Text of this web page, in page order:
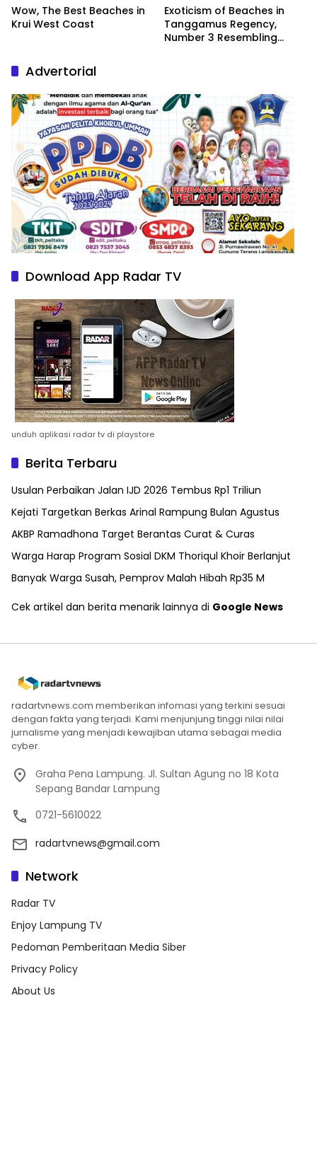
Wow, The Best Beaches in
Krui West Coast
Exoticism of Beaches in
Tanggamus Regency,
Number 3 Resembling
Advertorial
Download App Radar TV
unduh aplikasi radar tv di playstore
Berita Terbaru
Usulan Perbaikan Jalan IJD 2026 Tembus Rp1 Triliun
Kejati Targetkan Berkas Arinal Rampung Bulan Agustus
AKBP Ramadhona Target Berantas Curat & Curas
Warga Harap Program Sosial DKM Thoriqul Khoir Berlanjut
Banyak Warga Susah, Pemprov Malah Hibah Rp35 M
Cek artikel dan berita menarik lainnya di Google News
radartvnews.com memberikan infomasi yang terkini sesuai
dengan fakta yang terjadi. Kami menjunjung tinggi nilai nilai
jurnalisme yang menjadi kewajiban utama sebagai media
cyber.
Graha Pena Lampung. Jl. Sultan Agung no 18 Kota
Sepang Bandar Lampung
0721-5610022
radartvnews@gmail.com
Network
Radar TV
Enjoy Lampung TV
Pedoman Pemberitaan Media Siber
Privacy Policy
About Us